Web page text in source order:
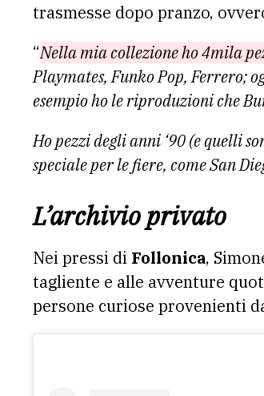
trasmesse dopo pranzo,
“Nella mia collezione ho 4mila
Playmates, Funko Pop, Ferrero;
esempio ho le riproduzioni che
Ho pezzi degli anni ‘90 (e quelli
speciale per le fiere, come San
L’archivio privato
Nei pressi di Follonica,
tagliente e alle avventure
persone curiose provenienti